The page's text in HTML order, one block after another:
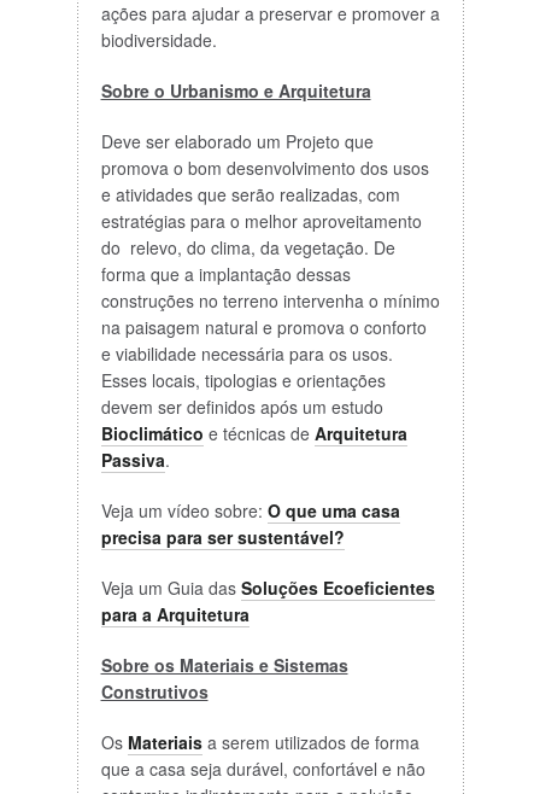
ações para ajudar a preservar e promover a
biodiversidade.
Sobre o Urbanismo e Arquitetura
Deve ser elaborado um Projeto que
promova o bom desenvolvimento dos usos
e atividades que serão realizadas, com
estratégias para o melhor aproveitamento
do relevo, do clima, da vegetação. De
forma que a implantação dessas
construções no terreno intervenha o mínimo
na paisagem natural e promova o conforto
e viabilidade necessária para os usos.
Esses locais, tipologias e orientações
devem ser definidos após um estudo
Bioclimático e técnicas de Arquitetura
Passiva.
Veja um vídeo sobre: O que uma casa
precisa para ser sustentável?
Veja um Guia das Soluções Ecoeficientes
para a Arquitetura
Sobre os Materiais e Sistemas
Construtivos
Os Materiaisa serem utilizados de forma
que a casa seja durável, confortável e não